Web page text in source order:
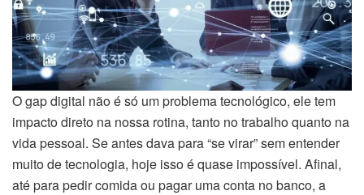
O gap digital não é só um problema tecnológico, ele tem
impacto direto na nossa rotina, tanto no trabalho quanto na
vida pessoal. Se antes dava para “se virar” sem entender
muito de tecnologia, hoje isso é quase impossível. Afinal,
até para pedir comida ou pagar uma conta no banco, a